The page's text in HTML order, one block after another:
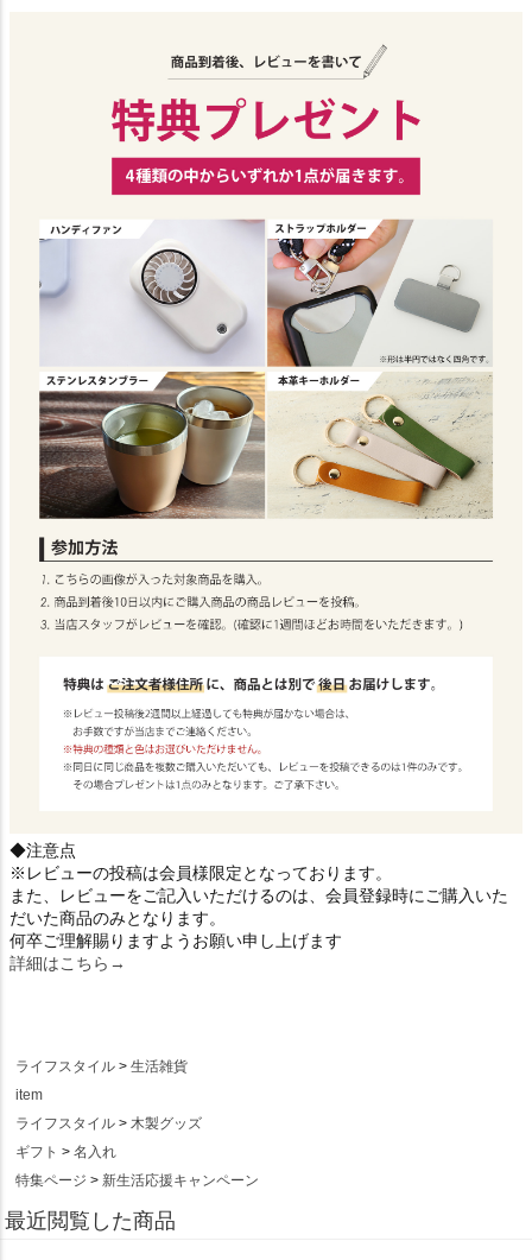
◆注意点
※レビューの投稿は会員様限定となっております。
また、レビューをご記入いただけるのは、会員登録時にご購入いた
だいた商品のみとなります。
何卒ご理解賜りますようお願い申し上げます
詳細はこちら→
ライフスタイル
生活雑貨
item
ライフスタイル
木製グッズ
ギフト
名入れ
特集ページ
新生活応援キャンペーン
最近閲覧した商品